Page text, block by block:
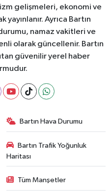
gelişmeleri, ekonomi ve
Ayrıca Bartın
namaz vakitleri ve
olarak güncellenir. Bartın
güvenilir yerel haber
Bartın Hava Durumu
Bartın Trafik Yoğunluk
Haritası
Tüm Manşetler